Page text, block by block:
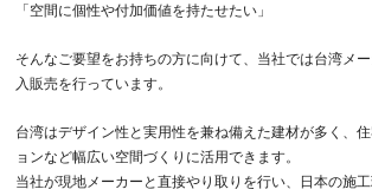
「空間に個性や付加価値を持たせたい」
そんなご要望をお持ちの方に向けて、当社では台湾メ
入販売を行っています。
台湾はデザイン性と実用性を兼ね備えた建材が多く、
ョンなど幅広い空間づくりに活用できます。
当社が現地メーカーと直接やり取りを行い、日本の施